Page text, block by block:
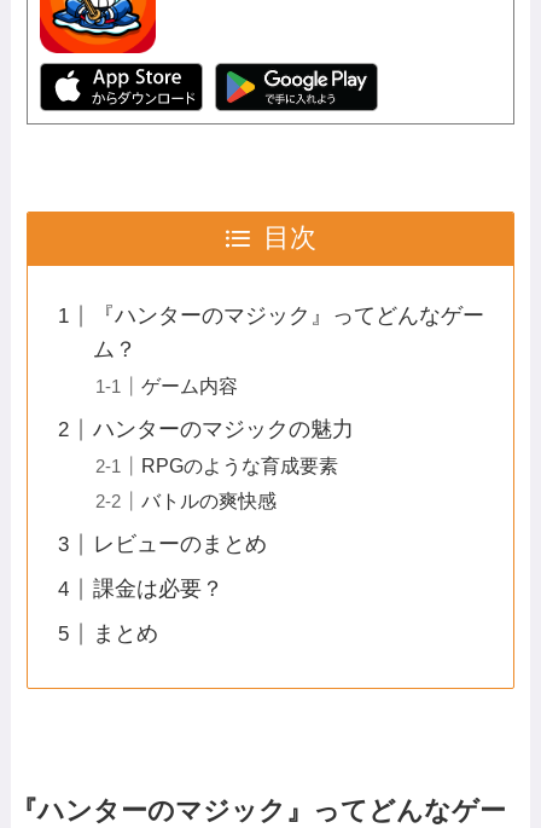
目次
『ハンターのマジック』ってどんなゲー
ム？
ゲーム内容
ハンターのマジックの魅力
RPGのような育成要素
バトルの爽快感
レビューのまとめ
課金は必要？
まとめ
『ハンターのマジック』ってどんなゲー